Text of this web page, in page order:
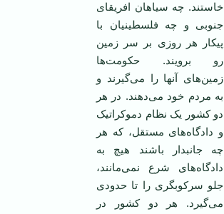
خاستند. چه سیاهان افریقای
جنوبی و چه فلسطینیان با
پیکار هر روزی بر سر زمین
رو برویند. حکومت‌ها
زمین‌های آنها را می‌گیرند و
به مردم خود می‌دهند. در هر
دو کشور یک نظام دموکراتیک
و دادگاه‌های مستقل، که هر
چه جانبدار باشند هیچ به
دادگاه‌های شرع نمی‌مانند،
جلو سرکوبگری را تا حدودی
می‌گیرد. هر دو کشور در